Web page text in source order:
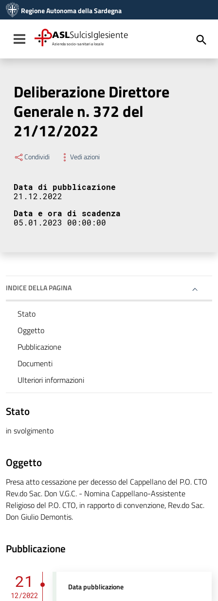
Vai al menu di navigazione
Vai al footer
Regione Autonoma della Sardegna
Toggle navigation
ASLSulcisIglesiente
Azienda socio-sanitaria locale
Deliberazione Direttore
Generale n. 372 del
21/12/2022
Condividi Vedi azioni
Data di pubblicazione
21.12.2022
Data e ora di scadenza
05.01.2023 00:00:00
INDICE DELLA PAGINA
Stato
Oggetto
Pubblicazione
Documenti
Ulteriori informazioni
Stato
in svolgimento
Oggetto
Presa atto cessazione per decesso del Cappellano del P.O. CTO
Rev.do Sac. Don V.G.C. - Nomina Cappellano-Assistente
Religioso del P.O. CTO, in rapporto di convenzione, Rev.do Sac.
Don Giulio Demontis.
Pubblicazione
21
12/2022
Data pubblicazione